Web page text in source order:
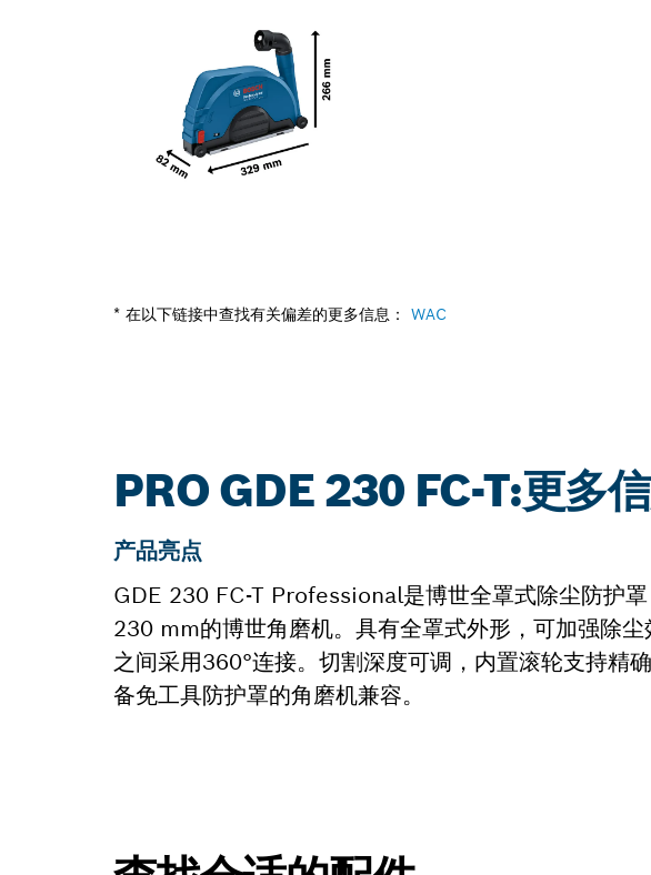
* 在以下链接中查找有关偏差的更多信息： WAC
PRO GDE 230 FC-T:更多
产品亮点
GDE 230 FC-T Professional是博世全罩式除尘防护
230 mm的博世角磨机。具有全罩式外形，可加强除
之间采用360°连接。切割深度可调，内置滚轮支持
备免工具防护罩的角磨机兼容。